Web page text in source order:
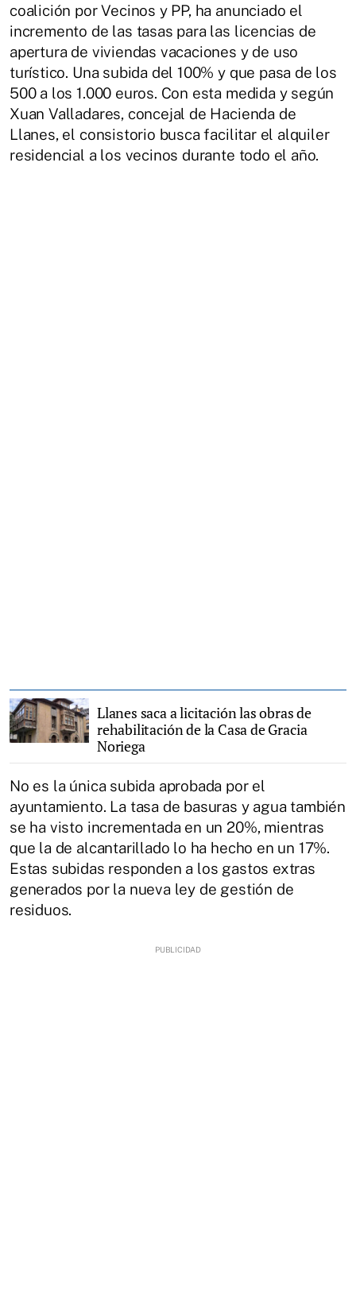
coalición por Vecinos y PP, ha anunciado el
incremento de las tasas para las licencias de
apertura de viviendas vacaciones y de uso
turístico. Una subida del 100% y que pasa de los
500 a los 1.000 euros. Con esta medida y según
Xuan Valladares, concejal de Hacienda de
Llanes, el consistorio busca facilitar el alquiler
residencial a los vecinos durante todo el año.
Llanes saca a licitación las obras de
rehabilitación de la Casa de Gracia
Noriega
No es la única subida aprobada por el
ayuntamiento. La tasa de basuras y agua también
se ha visto incrementada en un 20%, mientras
que la de alcantarillado lo ha hecho en un 17%.
Estas subidas responden a los gastos extras
generados por la nueva ley de gestión de
residuos.